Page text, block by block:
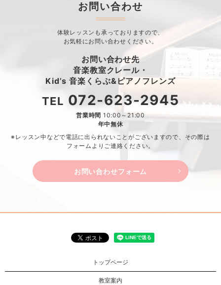
お問い合わせ
体験レッスンも承っておりますので、
お気軽にお問い合わせください。
お問い合わせ先
音楽教室クレール・
Kid’s 音楽くらぶ&ピアノフレンズ
TEL 072-623-2945
営業時間 10:00～21:00
年中無休
※レッスン中などで電話に出られないことがございますので、 その際は
フォームよりご連絡ください。
お問い合わせフォーム
トップページ
教室案内